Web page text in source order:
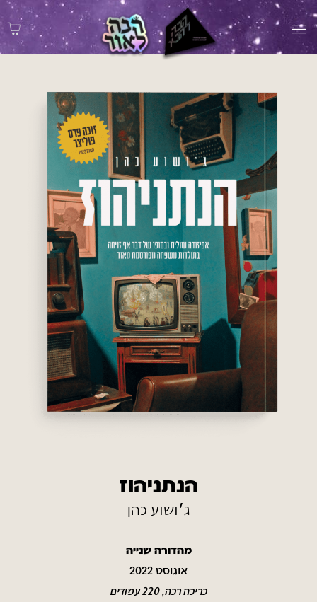
הנתניהוז
ג׳ושוע כהן
מהדורה שנייה
אוגוסט 2022
כריכה רכה, 220 עמודים